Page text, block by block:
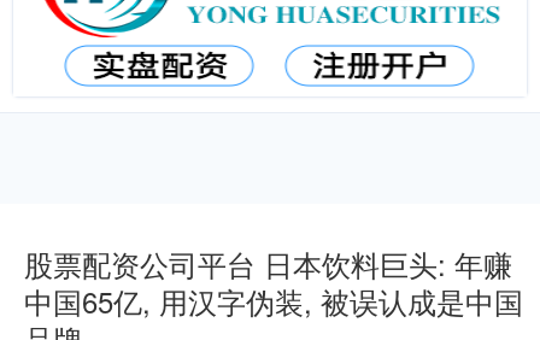
股票配资公司平台 日本饮料巨头: 年赚
中国65亿, 用汉字伪装, 被误认成是中国